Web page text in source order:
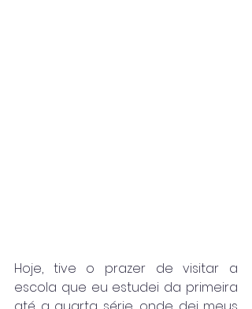
Hoje, tive o prazer de visitar a
escola que eu estudei da primeira